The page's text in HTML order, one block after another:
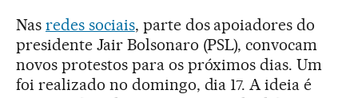
Nas redes sociais, parte dos apoiadores do
presidente Jair Bolsonaro (PSL), convocam
novos protestos para os próximos dias. Um
foi realizado no domingo, dia 17. A ideia é